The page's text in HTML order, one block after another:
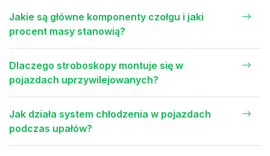
Jakie są główne komponenty czołgu i jaki
procent masy stanowią?
Dlaczego stroboskopy montuje się w
pojazdach uprzywilejowanych?
Jak działa system chłodzenia w pojazdach
podczas upałów?